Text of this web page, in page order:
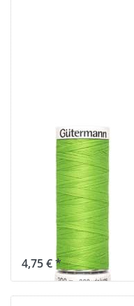
Gütermann
Garne -
Allesnäher
200m Spule -
Farbe: limone
4,75 € *